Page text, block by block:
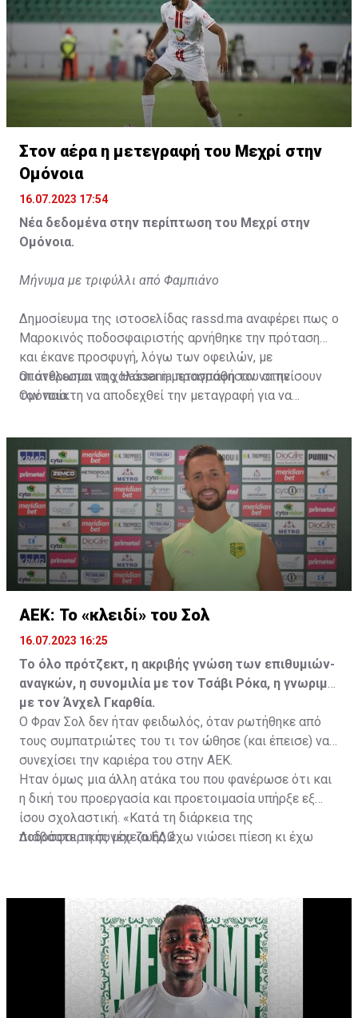
Στον αέρα η μετεγραφή του Μεχρί στην
Ομόνοια
16.07.2023 17:54
Νέα δεδομένα στην περίπτωση του Μεχρί στην
Ομόνοια.
Μήνυμα με τριφύλλι από Φαμπιάνο
Δημοσίευμα της ιστοσελίδας rassd.ma αναφέρει πως ο
Μαροκινός ποδοσφαιριστής αρνήθηκε την πρόταση
και έκανε προσφυγή, λόγω των οφειλών, με
αποτέλεσμα να χαλάσει η μεταγραφή του στην
Ομόνοια.
Οι άνθρωποι της Hassania προσπάθησαν να πείσουν
τον παίκτη να αποδεχθεί την μεταγραφή για να
μετακίνησή του, αλλά ο παίκτης αρνήθηκε και επέμεινε
να λύσει το συμβόλαιό του, ώστε να μετακομίσει
ελεύθερα σε οποιαδήποτε νέα ομάδα το τρέχον
καλοκαίρι.
ΑΕΚ: Το «κλειδί» του Σολ
16.07.2023 16:25
Το όλο πρότζεκτ, η ακριβής γνώση των επιθυμιών-
αναγκών, η συνομιλία με τον Τσάβι Ρόκα, η γνωριμία
με τον Άνχελ Γκαρθία.
Ο Φραν Σολ δεν ήταν φειδωλός, όταν ρωτήθηκε από
τους συμπατριώτες του τι τον ώθησε (και έπεισε) να
συνεχίσει την καριέρα του στην ΑΕΚ.
Ήταν όμως μια άλλη ατάκα του που φανέρωσε ότι και
η δική του προεργασία και προετοιμασία υπήρξε εξ
ίσου σχολαστική. «Κατά τη διάρκεια της
ποδοσφαιρικής μου ζωής έχω νιώσει πίεση κι έχω
31χρονος άσος.
Διαβάστε τη συνέχειαΕΔΩ